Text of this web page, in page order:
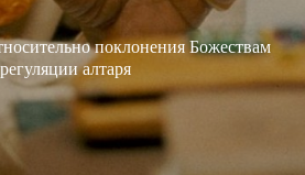
поклонения Божествам
алтаря